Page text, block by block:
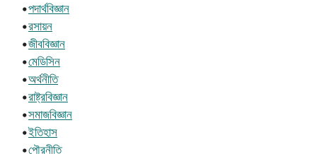
•পদার্থবিজ্ঞান
•রসায়ন
•জীববিজ্ঞান
•মেডিসিন
•অর্থনীতি
•রাষ্ট্রবিজ্ঞান
•সমাজবিজ্ঞান
•ইতিহাস
•পৌরনীতি